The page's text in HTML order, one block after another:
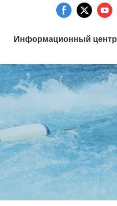
Информационный центр